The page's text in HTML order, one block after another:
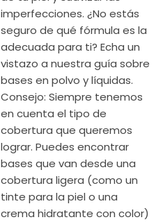
imperfecciones. ¿No estás
seguro de qué fórmula es la
adecuada para ti? Echa un
vistazo a nuestra guía sobre
bases en polvo y líquidas.
Consejo: Siempre tenemos
en cuenta el tipo de
cobertura que queremos
lograr. Puedes encontrar
bases que van desde una
cobertura ligera (como un
tinte para la piel o una
crema hidratante con color)